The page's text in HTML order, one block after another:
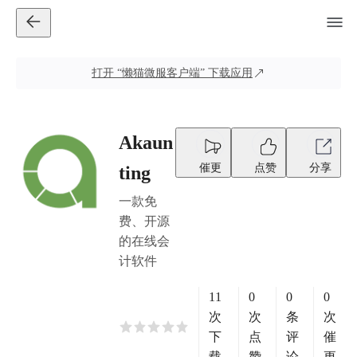
打开 “懒猫微服客户端” 下载应用
Akaun
ting
一款免
费、开源
的在线会
计软件
催更 点赞 分享
11
次
下
0
次
点
0
条
评
0
次
催